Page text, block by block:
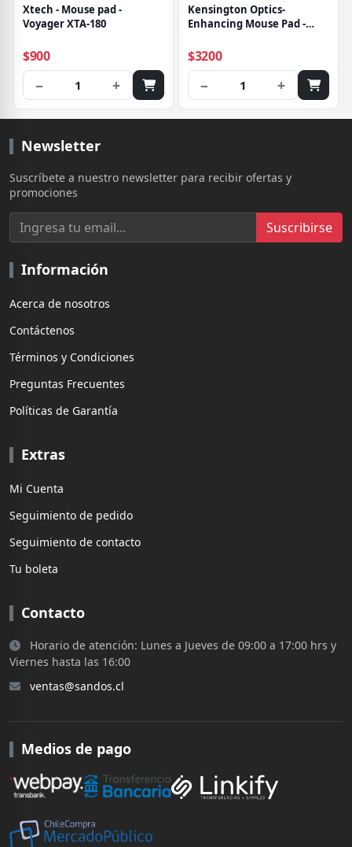
Xtech - Mouse pad -
Voyager XTA-180
$900
− 1 +
Kensington Optics-
Enhancing Mouse Pad -
negro
$3200
− 1 +
Newsletter
Suscríbete a nuestro newsletter para recibir ofertas y
promociones
Suscribirse
Información
Acerca de nosotros
Contáctenos
Términos y Condiciones
Preguntas Frecuentes
Políticas de Garantía
Extras
Mi Cuenta
Seguimiento de pedido
Seguimiento de contacto
Tu boleta
Contacto
Horario de atención: Lunes a Jueves de 09:00 a 17:00 hrs y
Viernes hasta las 16:00
ventas@sandos.cl
Medios de pago